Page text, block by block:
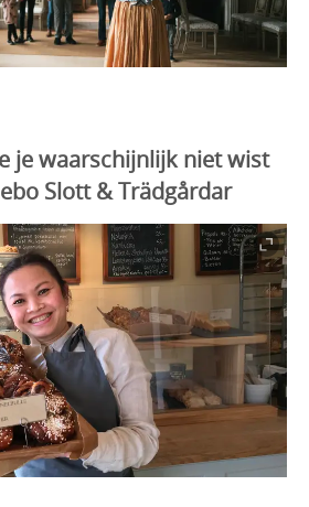
je waarschijnlijk niet wist
Slott & Trädgårdar